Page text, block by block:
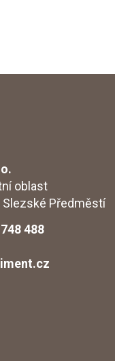
oblast
- Slezské
488